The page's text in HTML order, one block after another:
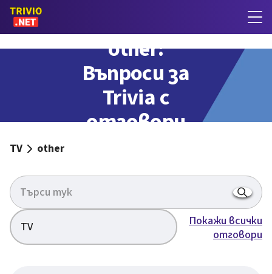
other:
Въпроси за
Trivia с
отговори
TV other
TV
Покажи всички
отговори